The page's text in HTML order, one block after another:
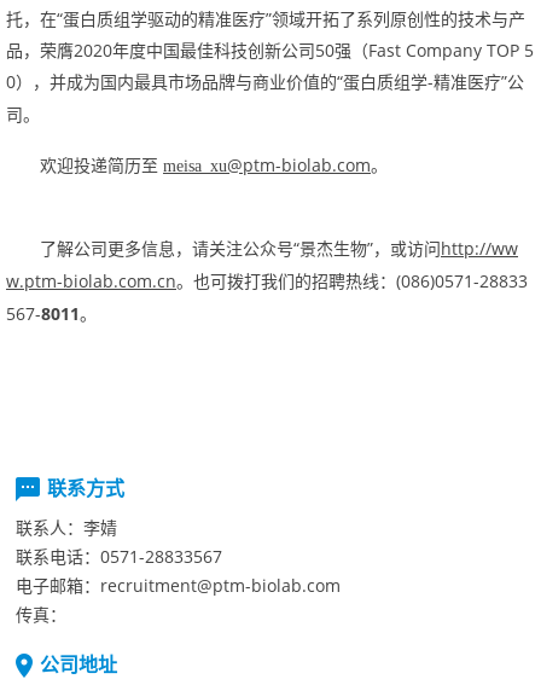
托，在“蛋白质组学驱动的精准医疗”领域开拓了系列原创性的技术与产
品，荣膺2020年度中国最佳科技创新公司50强（FastCompanyTOP5
0），并成为国内最具市场品牌与商业价值的“蛋白质组学-精准医疗”公
司。
欢迎投递简历至 meisa_xu@ptm-biolab.com。
了解公司更多信息，请关注公众号“景杰生物”，或访问http://ww
w.ptm-biolab.com.cn。也可拨打我们的招聘热线： (086)0571-28833
567-8011。
联系方式
联系人： 李婧
联系电话： 0571-28833567
电子邮箱： recruitment@ptm-biolab.com
传真：
公司地址